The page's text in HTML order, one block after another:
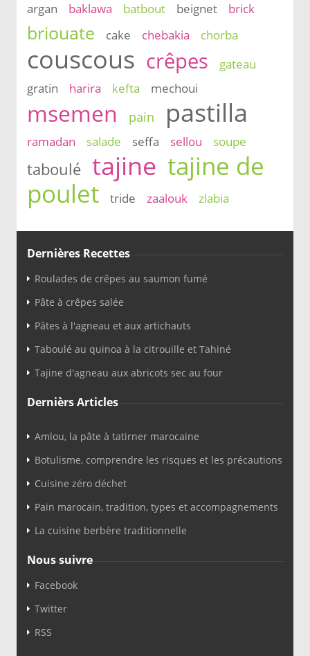
argan baklawa batbout beignet brick
briouate cake chebakia chorba
couscous crêpes
gateau
gratin
harira kefta mechoui
msemen pain pastilla
ramadan salade seffa sellou soupe
taboulé tajine tajine de
poulet
tride zaalouk zlabia
Dernières Recettes
Roulades de crêpes au saumon fumé
Pâte à crêpes salée
Pâtes à l'agneau et aux artichauts
Taboulé au quinoa à la citrouille et Tahiné
Tajine d'agneau aux abricots sec au four
Dernièrs Articles
Amlou, la pâte à tatirner marocaine
Botulisme, comprendre les risques et les précautions
Cuisine zéro déchet
Pain marocain, tradition, types et accompagnements
La cuisine berbère traditionnelle
Nous suivre
Facebook
Twitter
RSS